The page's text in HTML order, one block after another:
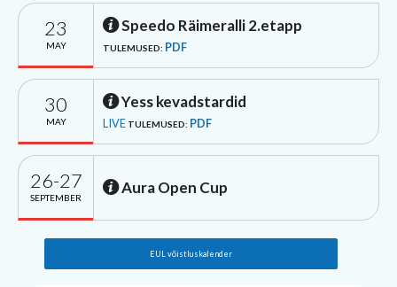
23
MAY
Speedo Räimeralli 2.etapp
TULEMUSED: PDF
30
MAY
Yess kevadstardid
LIVE TULEMUSED: PDF
26-27
SEPTEMBER
Aura Open Cup
EUL võistluskalender